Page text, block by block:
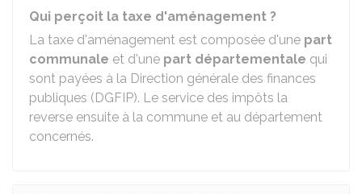
Qui perçoit la taxe d'aménagement ?
La taxe d'aménagement est composée d'une part
communale et d'une part départementale qui
sont payées à la Direction générale des finances
publiques (DGFIP). Le service des impôts la
reverse ensuite à la commune et au département
concernés.